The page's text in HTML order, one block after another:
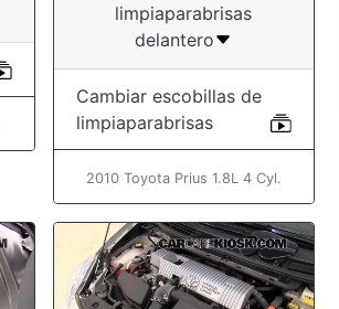
limpiaparabrisas
delantero
Cambiar escobillas de
limpiaparabrisas
2010 Toyota Prius 1.8L 4 Cyl.
video! ”